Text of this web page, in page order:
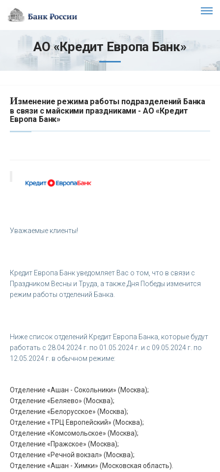
АО «Кредит Европа Банк»
Изменение режима работы подразделений Банка
в связи с майскими праздниками - АО «Кредит
Европа Банк»
Уважаемые клиенты!
Кредит Европа Банк уведомляет Вас о том, что в связи с
Праздником Весны и Труда, а также Дня Победы изменится
режим работы отделений Банка.
Ниже список отделений Кредит Европа Банка, которые будут
работать с 28.04.2024 г. по 01.05.2024 г. и с 09.05.2024 г. по
12.05.2024 г. в обычном режиме:
Отделение «Ашан - Сокольники» (Москва);
Отделение «Беляево» (Москва);
Отделение «Белорусское» (Москва);
Отделение «ТРЦ Европейский» (Москва);
Отделение «Комсомольское» (Москва);
Отделение «Пражское» (Москва);
Отделение «Речной вокзал» (Москва);
Отделение «Ашан - Химки» (Московская область).